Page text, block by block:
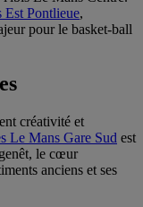
Est Pontlieue,
pour le basket-ball
créativité et
Le Mans Gare Sud est
le cœur
anciens et ses